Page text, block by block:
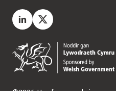
LinkedIn
X.com
©2026 Hawliau a gedwir